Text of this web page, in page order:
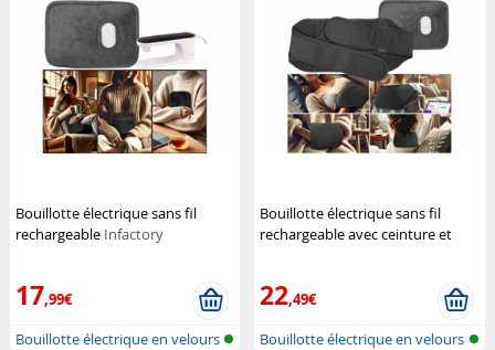
Bouillotte électrique sans fil
rechargeable Infactory
17,99€
Bouillotte électrique en velours
Bouillotte électrique sans fil
rechargeable avec ceinture et
22,49€
Bouillotte électrique en velours